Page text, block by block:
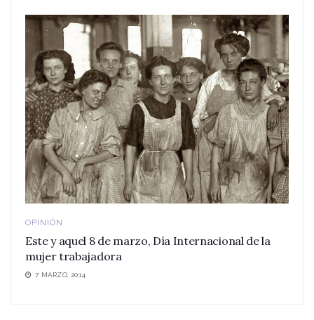
OPINIÓN
Este y aquel 8 de marzo, Día Internacional de la
mujer trabajadora
7 MARZO, 2014